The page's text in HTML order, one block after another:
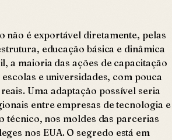
não é exportável diretamente, pelas
educação básica e dinâmica
a maioria das ações de capacitação
e universidades, com pouca
Uma adaptação possível seria
entre empresas de tecnologia e
técnico, nos moldes das parcerias
nos EUA. O segredo está em